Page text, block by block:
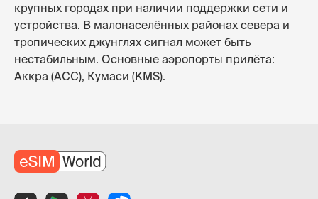
крупных городах при наличии поддержки сети и
устройства. В малонаселённых районах севера и
тропических джунглях сигнал может быть
нестабильным. Основные аэропорты прилёта:
Аккра (ACC), Кумаси (KMS).